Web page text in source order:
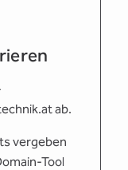
ab.
vergeben
Tool